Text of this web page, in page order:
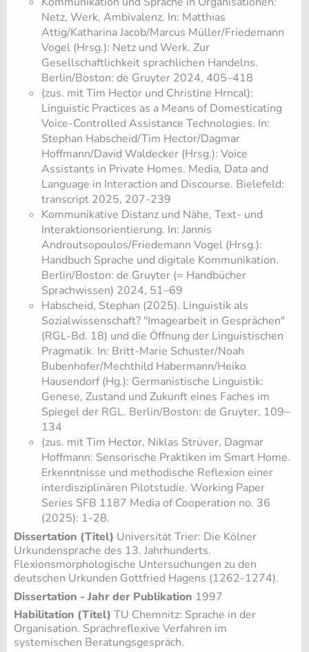
Netz, Werk, Ambivalenz. In: Matthias
Attig/Katharina Jacob/Marcus Müller/Friedemann
Vogel (Hrsg.): Netz und Werk. Zur
Gesellschaftlichkeit sprachlichen Handelns.
Berlin/Boston: de Gruyter 2024, 405–418
(zus. mit Tim Hector und Christine Hrncal):
Linguistic Practices as a Means of Domesticating
Voice-Controlled Assistance Technologies. In:
Stephan Habscheid/Tim Hector/Dagmar
Hoffmann/David Waldecker (Hrsg.): Voice
Assistants in Private Homes. Media, Data and
Language in Interaction and Discourse. Bielefeld:
transc​ript 2025, 207-239
Kommunikative Distanz und Nähe, Text- und
Interaktionsorientierung. In: Jannis
Androutsopoulos/Friedemann Vogel (Hrsg.):
Handbuch Sprache und digitale Kommunikation.
Berlin/Boston: de Gruyter (= Handbücher
Sprachwissen) 2024, 51–69
Habscheid, Stephan (2025). Linguistik als
Sozialwissenschaft? "Imagearbeit in Gesprächen"
(RGL-Bd. 18) und die Öffnung der Linguistischen
Pragmatik. In: Britt-Marie Schuster/Noah
Bubenhofer/Mechthild Habermann/Heiko
Hausendorf (Hg.): Germanistische Linguistik:
Genese, Zustand und Zukunft eines Faches im
Spiegel der RGL. Berlin/Boston: de Gruyter, 109–
134
(zus. mit Tim Hector, Niklas Strüver, Dagmar
Hoffmann: Sensorische Praktiken im Smart Home.
Erkenntnisse und methodische Reflexion einer
interdisziplinären Pilotstudie. Working Paper
Series SFB 1187 Media of Cooperation no. 36
(2025): 1-28.
Dissertation (Titel) Universität Trier: Die Kölner
Urkundensprache des 13. Jahrhunderts.
Flexionsmorphologische Untersuchungen zu den
deutschen Urkunden Gottfried Hagens (1262-1274).
Dissertation - Jahr der Publikation 1997
Habilitation (Titel) TU Chemnitz: Sprache in der
Organisation. Sprachreflexive Verfahren im
systemischen Beratungsgespräch.